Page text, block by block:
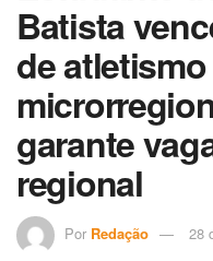
Batista
de
garante
regional
Por Redação 28